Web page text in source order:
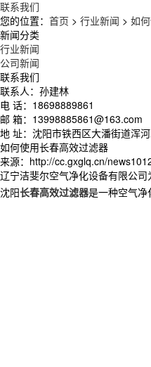
联系我们
您的位置： 首页 > 行业新闻 > 如
新闻分类
行业新闻
公司新闻
联系我们
联系人：孙建林
电 话：18698889861
邮 箱：13998885861@163.com
地 址：沈阳市铁西区大潘街道浑
如何使用长春高效过滤器
来源：http://cc.gxglq.cn/
辽宁洁斐尔空气净化设备有限公
沈阳长春高效过滤器是一种空气净